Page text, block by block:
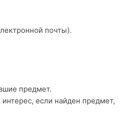
почты).
предмет.
если найден предмет,